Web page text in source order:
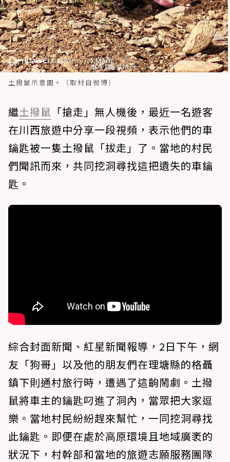
土撥鼠示意圖。（取材自微博）
繼土撥鼠 「搶走」無人機後，最近一名遊客
在川西旅遊中分享一段視頻，表示他們的車
鑰匙被一隻土撥鼠「拔走」了。當地的村民
們聞訊而來，共同挖洞尋找這把遺失的車鑰
匙。
綜合封面新聞、紅星新聞報導，2日下午，網
友「狗哥」以及他的朋友們在理塘縣的格聶
鎮下則通村旅行時，遭遇了這齣鬧劇。土撥
鼠將車主的鑰匙叼進了洞內，當眾把大家逗
樂。當地村民紛紛趕來幫忙，一同挖洞尋找
此鑰匙。即便在處於高原環境且地域廣袤的
狀況下，村幹部和當地的旅遊志願服務團隊